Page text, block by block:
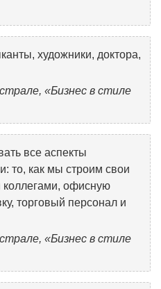
художники, доктора,
«Бизнес в стиле
все аспекты
то, как мы строим свои
коллегами, офисную
торговый персонал и
«Бизнес в стиле